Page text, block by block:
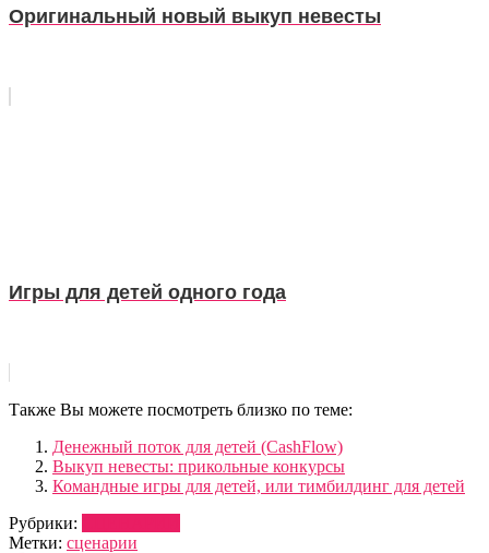
Оригинальный новый выкуп невесты
Игры для детей одного года
Также Вы можете посмотреть близко по теме:
Денежный поток для детей (CashFlow)
Выкуп невесты: прикольные конкурсы
Командные игры для детей, или тимбилдинг для детей
Рубрики:
Метки: сценарии